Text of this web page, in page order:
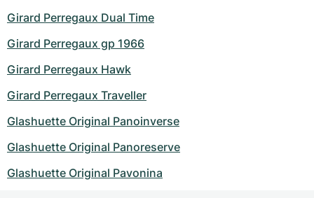
Girard Perregaux Dual Time
Girard Perregaux gp 1966
Girard Perregaux Hawk
Girard Perregaux Traveller
Glashuette Original Panoinverse
Glashuette Original Panoreserve
Glashuette Original Pavonina